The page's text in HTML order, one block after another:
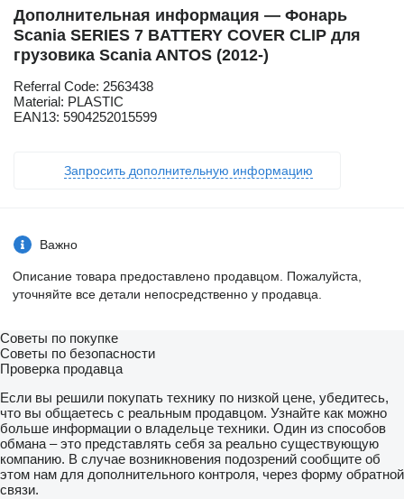
Дополнительная информация — Фонарь
Scania SERIES 7 BATTERY COVER CLIP для
грузовика Scania ANTOS (2012-)
Referral Code: 2563438
Material: PLASTIC
EAN13: 5904252015599
Запросить дополнительную информацию
Важно
Описание товара предоставлено продавцом. Пожалуйста,
уточняйте все детали непосредственно у продавца.
Советы по покупке
Советы по безопасности
Проверка продавца
Если вы решили покупать технику по низкой цене, убедитесь,
что вы общаетесь с реальным продавцом. Узнайте как можно
больше информации о владельце техники. Один из способов
обмана – это представлять себя за реально существующую
компанию. В случае возникновения подозрений сообщите об
этом нам для дополнительного контроля, через форму обратной
связи.